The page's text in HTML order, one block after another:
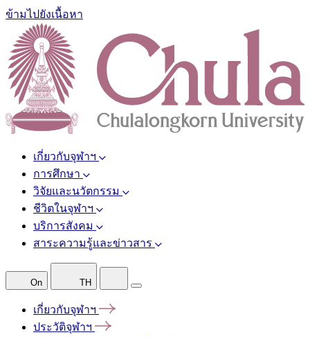
ข้ามไปยังเนื้อหา
เกี่ยวกับจุฬาฯ
การศึกษา
วิจัยและนวัตกรรม
ชีวิตในจุฬาฯ
บริการสังคม
สาระความรู้และข่าวสาร
On TH
เกี่ยวกับจุฬาฯ
ประวัติจุฬาฯ